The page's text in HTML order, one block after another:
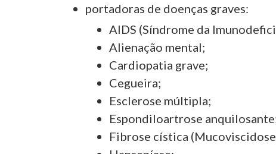
portadoras de doenças graves:
AIDS (Síndrome da
Alienação mental;
Cardiopatia grave;
Cegueira;
Esclerose múltipla;
Espondiloartrose
Fibrose cística